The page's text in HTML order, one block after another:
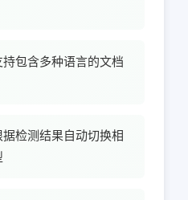
持包含多种语言的文档
据检测结果自动切换相